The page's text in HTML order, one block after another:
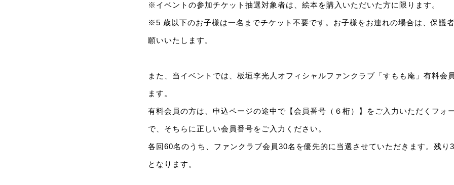
※イベントの参加チケット抽選対象者は、絵本を購入いただいた方に限ります。
※5 歳以下のお子様は一名までチケット不要です。お子様をお連れの場合は、保護
願いいたします。
また、当イベントでは、板垣李光人オフィシャルファンクラブ「すもも庵」有料会
ます。
有料会員の方は、申込ページの途中で【会員番号（６桁）】をご入力いただくフォ
で、そちらに正しい会員番号をご入力ください。
各回60名のうち、ファンクラブ会員30名を優先的に当選させていただきます。残り
となります。